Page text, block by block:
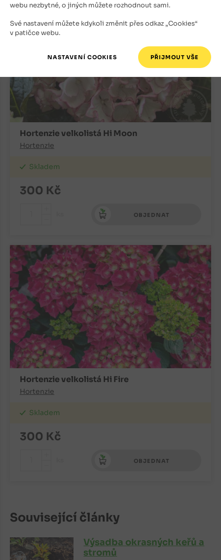
webu nezbytné, o jiných můžete rozhodnout sami.
Své nastavení můžete kdykoli změnit přes odkaz „Cookies“
v patičce webu.
Hortenzie velkolistá Hi Moon
Hortenzie
Skladem
300 Kč
OBJEDNAT
Hortenzie velkolistá Hi Fire
Hortenzie
Skladem
300 Kč
OBJEDNAT
Související články
Výsadba okrasných keřů a
stromů